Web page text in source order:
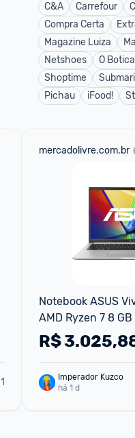
C&A
Carrefour
Compra Certa
Magazine Luiza
Netshoes
O
Shoptime
Pichau
iFood!
1
mercadolivre.com.br
Notebook ASUS
AMD Ryzen 7 8 GB
KeepOS Linux
M1502YA-NJ611
R$
Imperador Kuzco
há 1 d